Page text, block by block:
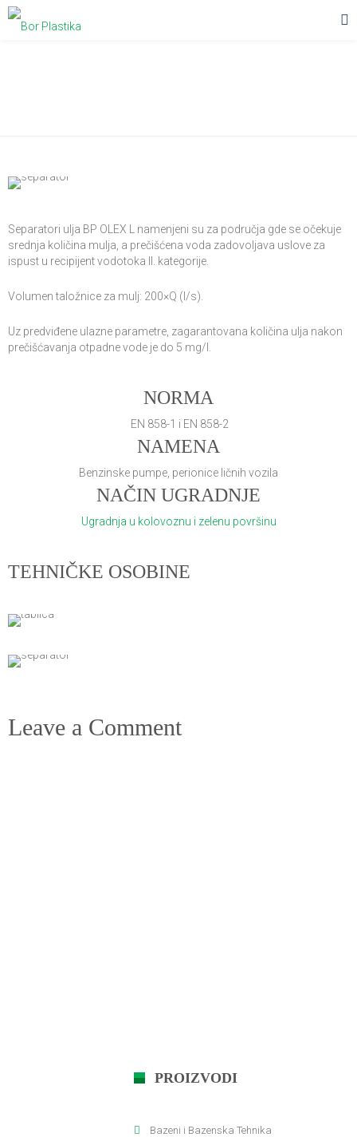
Separatori ulja BP OLEX L namenjeni su za područja gde se očekuje
srednja količina mulja, a prečišćena voda zadovoljava uslove za
ispust u recipijent vodotoka II. kategorije.
Volumen taložnice za mulj: 200×Q (l/s).
Uz predviđene ulazne parametre, zagarantovana količina ulja nakon
prečišćavanja otpadne vode je do 5 mg/l.
NORMA
EN 858-1 i EN 858-2
NAMENA
Benzinske pumpe, perionice ličnih vozila
NAČIN UGRADNJE
Ugradnja u kolovoznu i zelenu površinu
TEHNIČKE OSOBINE
Leave a Comment
PROIZVODI
Bazeni i Bazenska Tehnika